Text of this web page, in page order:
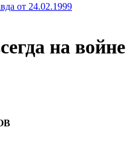
от 24.02.1999
на войне